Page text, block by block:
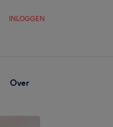
INLOGGEN
Over